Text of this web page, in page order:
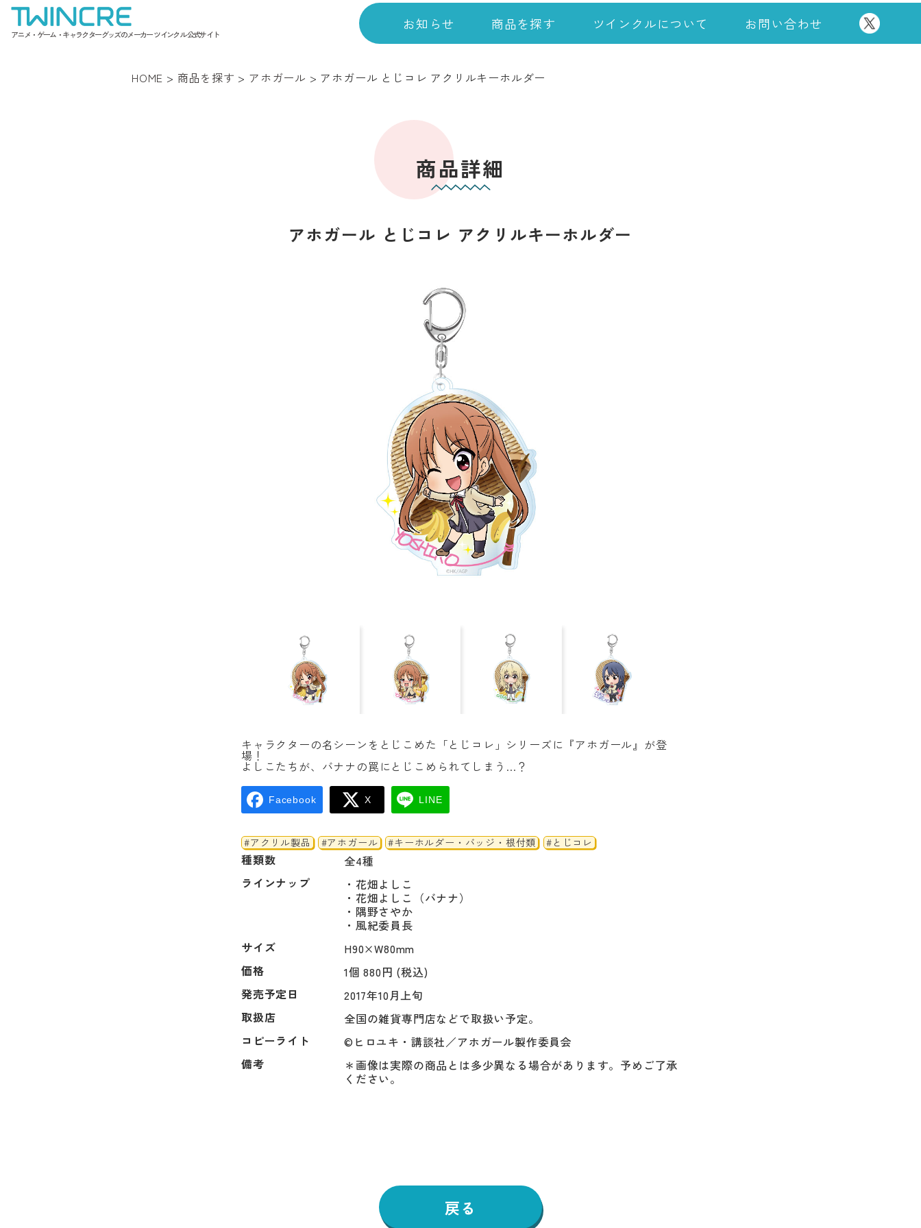
アニメ・ゲーム・キャラクターグッズのメーカー ツインクル 公式サイト
お知らせ 商品を探す ツインクルについて お問い合わせ
HOME > 商品を探す > アホガール > アホガール とじコレ アクリルキーホルダー
商品詳細
アホガール とじコレ アクリルキーホルダー
キャラクターの名シーンをとじこめた「とじコレ」シリーズに『アホガール』が登
場！
よしこたちが、バナナの罠にとじこめられてしまう…？
Facebook X LINE
#アクリル製品 #アホガール #キーホルダー・バッジ・根付類 #とじコレ
種類数
全4種
ラインナップ
・花畑よしこ
・花畑よしこ（バナナ）
・隅野さやか
・風紀委員長
サイズ
H90×W80mm
価格
1個 880円 (税込)
発売予定日
2017年10月上旬
取扱店
全国の雑貨専門店などで取扱い予定。
コピーライト
©ヒロユキ・講談社／アホガール製作委員会
備考
＊画像は実際の商品とは多少異なる場合があります。予めご了承
ください。
戻る